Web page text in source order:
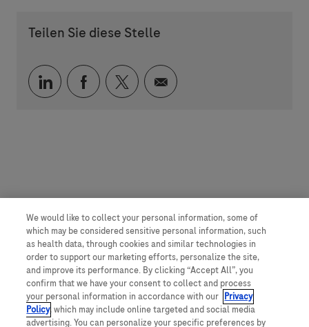
Teilen Sie diese Stelle
Über LinkedIn teilen
Über Facebook teilen
Über Twitter teilen
Per E-Mail teilen
We would like to collect your personal information, some of
which may be considered sensitive personal information, such
as health data, through cookies and similar technologies in
order to support our marketing efforts, personalize the site,
and improve its performance. By clicking “Accept All”, you
confirm that we have your consent to collect and process
your personal information in accordance with our Privacy
Policy, which may include online targeted and social media
advertising. You can personalize your specific preferences by